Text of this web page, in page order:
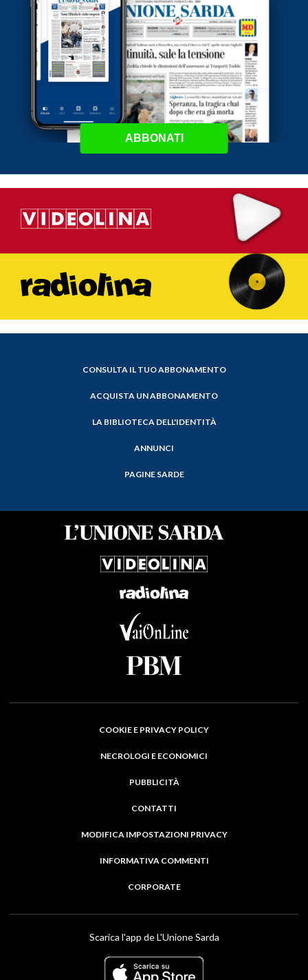
ABBONATI
CONSULTA IL TUO ABBONAMENTO
ACQUISTA UN ABBONAMENTO
LA BIBLIOTECA DELL'IDENTITÀ
ANNUNCI
PAGINE SARDE
COOKIE E PRIVACY POLICY
NECROLOGI E ECONOMICI
PUBBLICITÀ
CONTATTI
MODIFICA IMPOSTAZIONI PRIVACY
INFORMATIVA COMMENTI
CORPORATE
Scarica l'app de L'Unione Sarda